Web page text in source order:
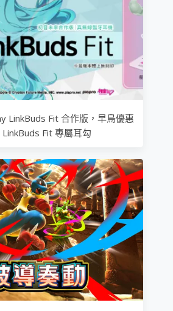
LinkBuds Fit 合作版，早鳥優惠
Fit 專屬耳勾